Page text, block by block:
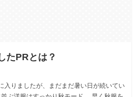
たPRとは？
入りましたが、まだまだ暑い日が続いてい